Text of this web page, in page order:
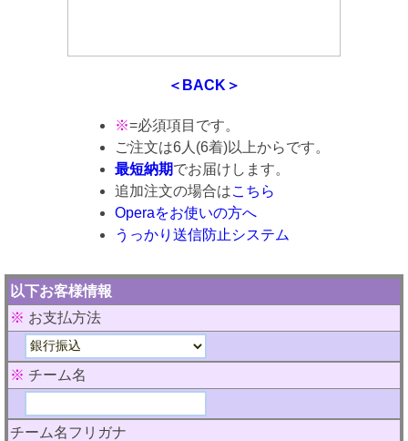
＜BACK＞
※=必須項目です。
ご注文は6人(6着)以上からです。
最短納期でお届けします。
追加注文の場合はこちら
Operaをお使いの方へ
うっかり送信防止システム
以下お客様情報
※ お支払方法
※ チーム名
チーム名フリガナ